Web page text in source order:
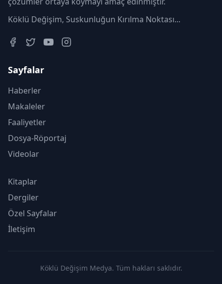
Köklü Değişim, Suskunluğun Kırılma Noktası...
Sayfalar
Haberler
Makaleler
Faaliyetler
Dosya-Röportaj
Videolar
Kitaplar
Dergiler
Özel Sayfalar
İletişim
Köklü Değişim Medya. Tüm hakları saklıdır.